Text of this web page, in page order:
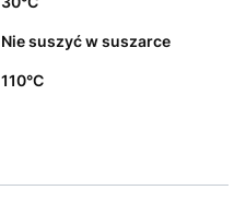
Nie suszyć w suszarce
110°C